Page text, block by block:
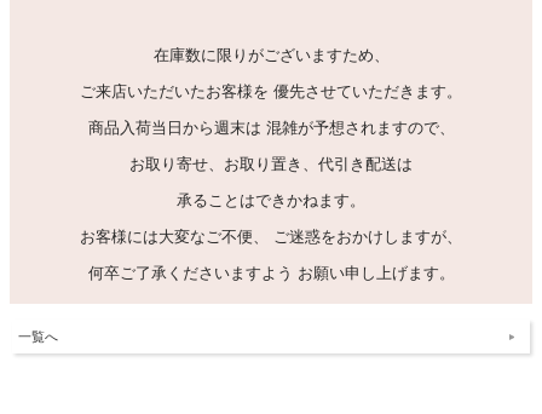
在庫数に限りがございますため、
ご来店いただいたお客様を 優先させていただきます。
商品入荷当日から週末は 混雑が予想されますので、
お取り寄せ、お取り置き、代引き配送は
承ることはできかねます。
お客様には大変なご不便、 ご迷惑をおかけしますが、
何卒ご了承くださいますよう お願い申し上げます。
一覧へ